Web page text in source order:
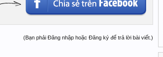
(Bạn phải Đăng nhập hoặc Đăng ký để trả lời bài viết.)